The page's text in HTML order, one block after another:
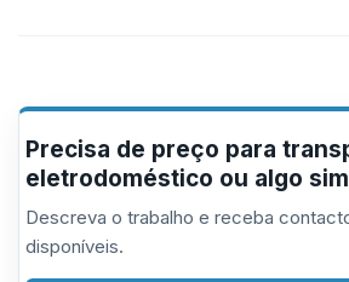
Precisa de preço para
eletrodoméstico ou algo
Descreva o trabalho e receba
disponíveis.